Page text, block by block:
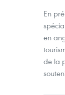
En
en
de la